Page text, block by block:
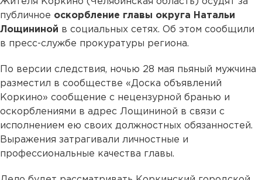
публичное оскорбление главы округа Натальи
Лощининой в социальных сетях. Об этом сообщили
в пресс-службе прокуратуры региона.
По версии следствия, ночью 28 мая пьяный мужчина
разместил в сообществе «Доска объявлений
Коркино» сообщение с нецензурной бранью и
оскорблениями в адрес Лощининой в связи с
исполнением ею своих должностных обязанностей.
Выражения затрагивали личностные и
профессиональные качества главы.